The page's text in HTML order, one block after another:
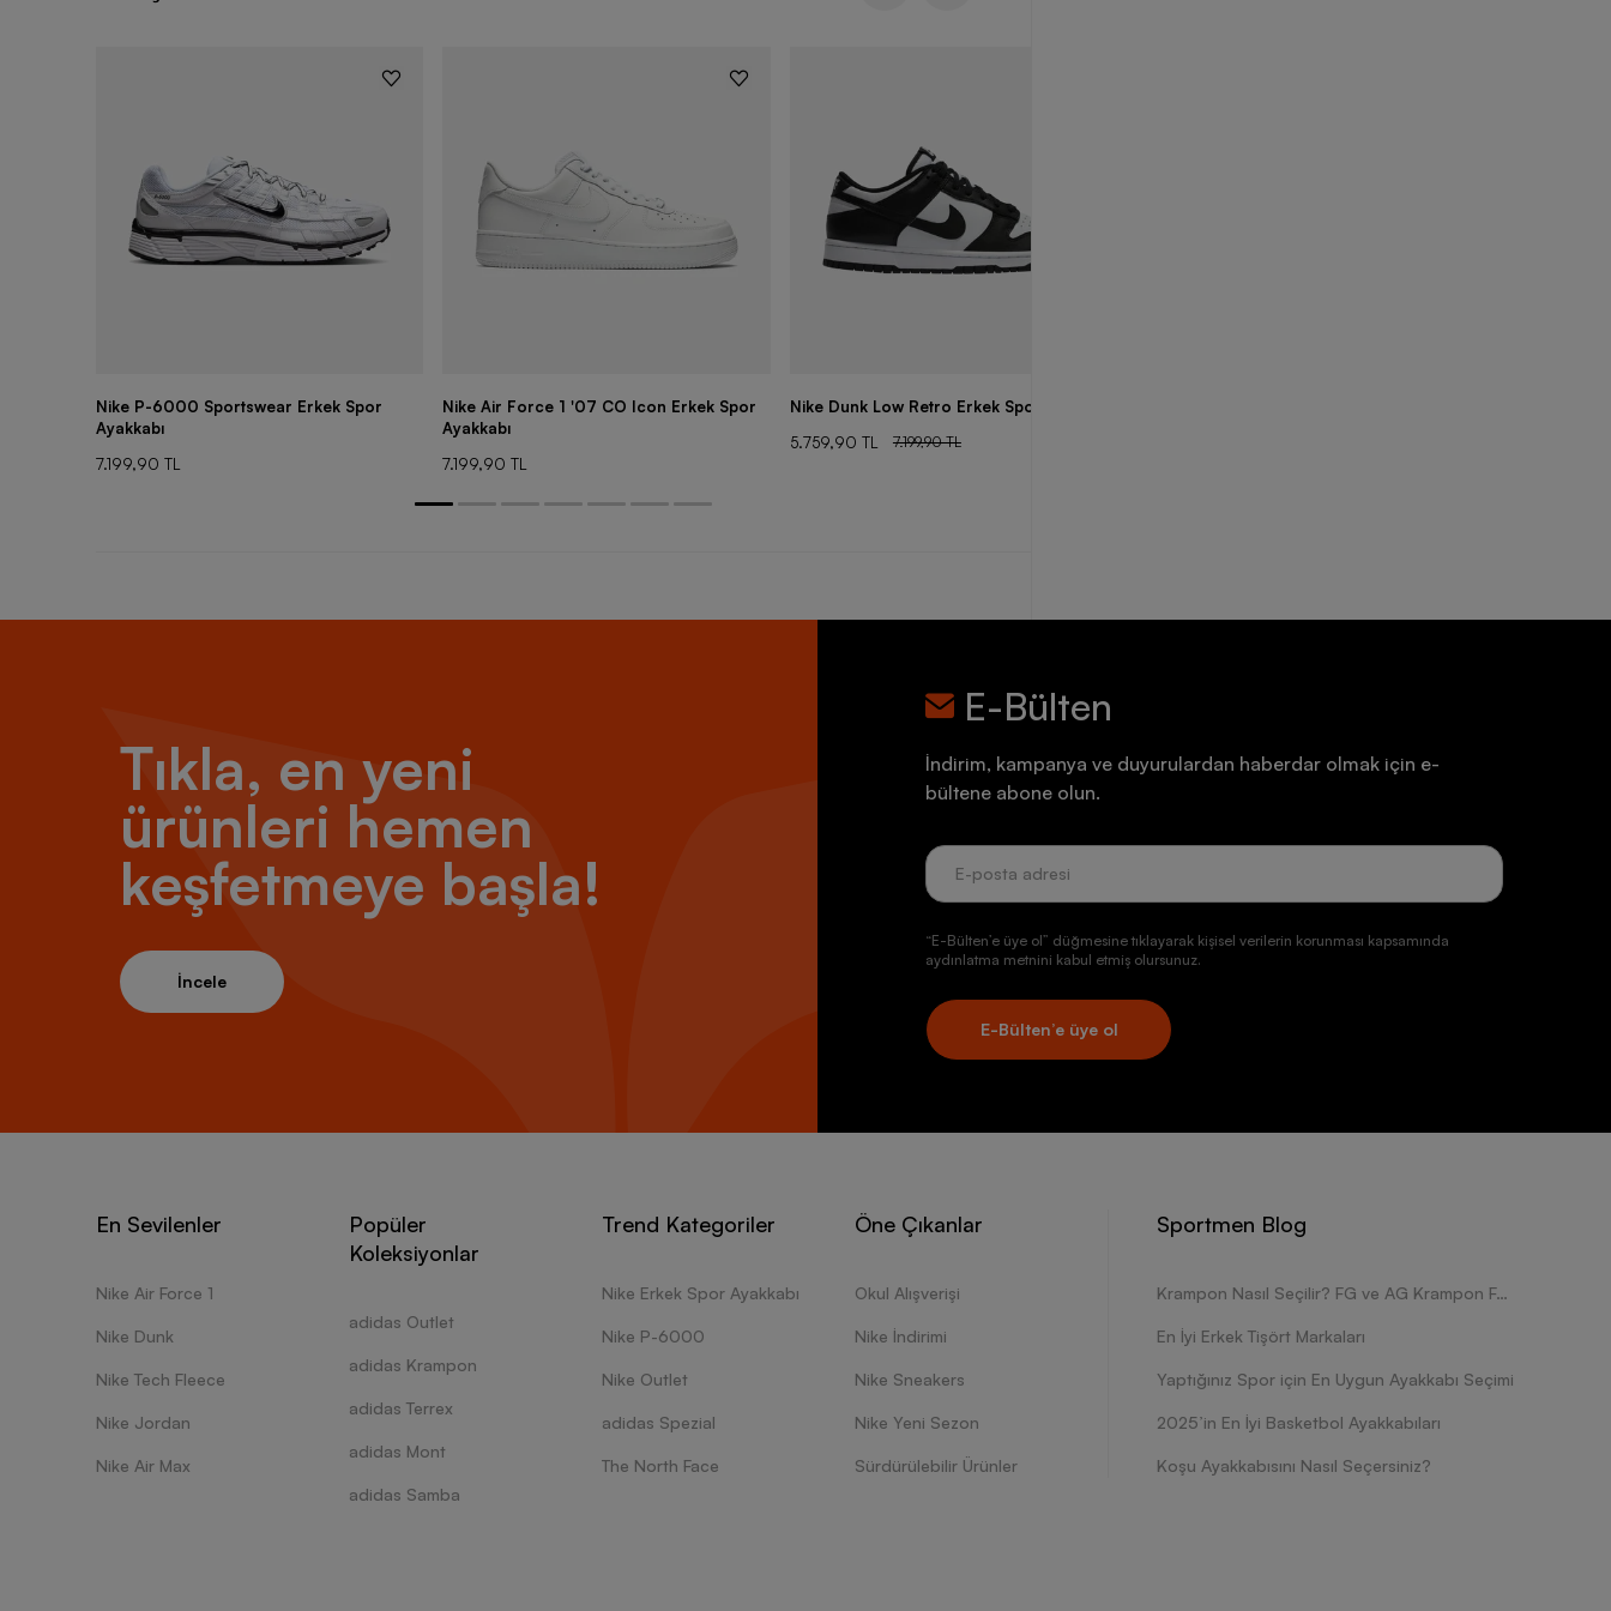
Nike P-6000 Sportswear Erkek Spor
Ayakkabı
7.199,90 TL
Nike Air Force 1 '07 CO Icon Erkek Spor
Ayakkabı
7.199,90 TL
Nike Dunk Low Retro Erkek Spor Ayakkabı
5.759,90 TL
7.199,90 TL
Tıkla, en yeni
ürünleri hemen
keşfetmeye başla!
İncele
E-Bülten
İndirim, kampanya ve duyurulardan haberdar olmak için e-
bültene abone olun.
“E-Bülten’e üye ol” düğmesine tıklayarak kişisel verilerin korunması kapsamında
aydınlatma metnini kabul etmiş olursunuz.
E-Bülten’e üye ol
En Sevilenler
Nike Air Force 1
Nike Dunk
Nike Tech Fleece
Nike Jordan
Nike Air Max
Popüler
Koleksiyonlar
adidas Outlet
adidas Krampon
adidas Terrex
adidas Mont
adidas Samba
Trend Kategoriler
Nike Erkek Spor Ayakkabı
Nike P-6000
Nike Outlet
adidas Spezial
The North Face
Öne Çıkanlar
Okul Alışverişi
Nike İndirimi
Nike Sneakers
Nike Yeni Sezon
Sürdürülebilir Ürünler
Sportmen Blog
Krampon Nasıl Seçilir? FG ve AG Krampon Farkları Nelerdir?
En İyi Erkek Tişört Markaları
Yaptığınız Spor için En Uygun Ayakkabı Seçimi
2025’in En İyi Basketbol Ayakkabıları
Koşu Ayakkabısını Nasıl Seçersiniz?